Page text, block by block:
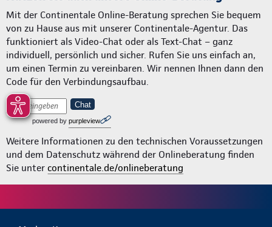
Mit der Continentale Online-Beratung sprechen Sie bequem
von zu Hause aus mit unserer Continentale-Agentur. Das
funktioniert als Video-Chat oder als Text-Chat – ganz
individuell, persönlich und sicher. Rufen Sie uns einfach an,
um einen Termin zu vereinbaren. Wir nennen Ihnen dann den
Code für den Verbindungsaufbau.
Chat
powered by purpleview
Weitere Informationen zu den technischen Voraussetzungen
und dem Datenschutz während der Onlineberatung finden
Sie unter continentale.de/onlineberatung